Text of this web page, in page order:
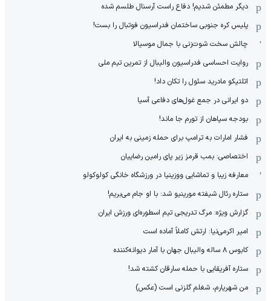
دیگر مطمئن شدیم! دفاع راست آرسنال طلسم شده
پلیس کره ‌جنوبی ساختمان فدراسیون فوتبال را بست!
چالش سخت شوت‌زنی با جمال موسیالا
روایت احساسی فدراسیون والیبال از تمرین تیم ملی
اتلتیکو مادرید سئول را تکان داد!
دو ایرانی در جمع غول‌های دفاعی آسیا
بودجه سپاهان از تورم جا ماند!
فشار امارات به ترامپ برای حمله زمینی به ایران
اختصاصی: بمب قرمز زیر پای رامین رضاییان
معارفه زیبا و تماشایی ووزینیا در ورزشگاه خانگی کولوکولو
ستاره رئال شیفته مورینیو شد: با او جام می‌بریم!
گزارش ویژه: مرگ تدریجی تیم اسطوره‌ای ورزش ایران
امیر اکرمی‌نیا: ارتش کاملاً آماده است
کابوس ۸ ساله والیبال جهان با آمار دیوانه‌کننده
ستاره آفریقایی با حمله سارقان کشته شد!
من شهریارم، شغلم گلزنی است (عکس)